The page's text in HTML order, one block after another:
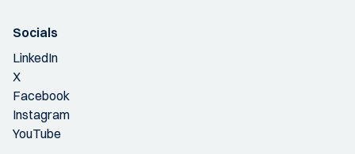
Socials
LinkedIn
X
Facebook
Instagram
YouTube